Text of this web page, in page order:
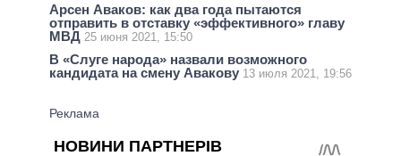
Арсен Аваков: как два года пытаются
отправить в отставку «эффективного» главу
МВД 25 июня 2021, 15:50
В «Слуге народа» назвали возможного
кандидата на смену Авакову 13 июля 2021, 19:56